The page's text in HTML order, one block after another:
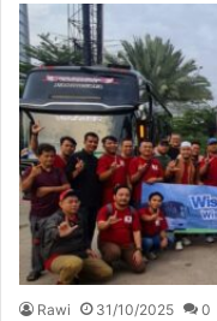
Rawi 31/10/2025 0